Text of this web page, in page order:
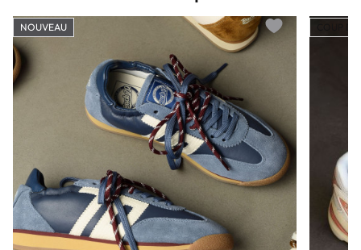
NOUVEAU
Add to wishlist